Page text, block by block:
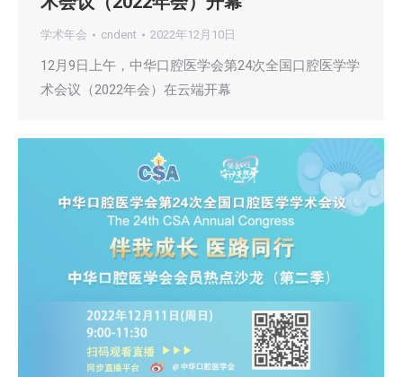
学术年会 cndent 2022年12月10日
12月9日上午，中华口腔医学会第24次全国口腔医学学
术会议（2022年会）在云端开幕